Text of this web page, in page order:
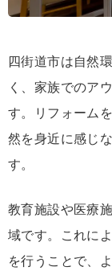
四街道市は自然
く、家族でのア
す。リフォーム
然を身近に感じ
す。
教育施設や医療
域です。これに
を行うことで、